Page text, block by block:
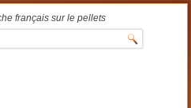
français sur le pellets